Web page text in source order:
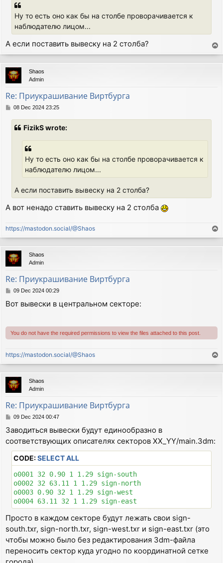
Ну то есть оно как бы на столбе проворачивается к
наблюдателю лицом...
А если поставить вывеску на 2 столба?
o
p
Shaos
Admin
Re: Приукрашивание Виртбурга
P08 Dec 2024 23:25
FizikS wrote:
Ну то есть оно как бы на столбе проворачивается к
наблюдателю лицом...
А если поставить вывеску на 2 столба?
А вот ненадо ставить вывеску на 2 столба
https://mastodon.social/@Shaos
o
p
Shaos
Admin
Re: Приукрашивание Виртбурга
P
s
09 Dec 2024 00:29
Вот вывески в центральном секторе:
You do not have the required permissions to view the files attached to this post.
https://mastodon.social/@Shaos
o
p
Shaos
Admin
Re: Приукрашивание Виртбурга
P
s
t
09 Dec 2024 00:47
Заводиться вывески будут единообразно в
соответствующих описателях секторов XX_YY/main.3dm:
CODE:SELECT ALL
o0001 32 0.90 1 1.29 sign-south
o0002 32 63.11 1 1.29 sign-north
o0003 0.90 32 1 1.29 sign-west
Просто в каждом секторе будут лежать свои sign-
south.txr, sign-north.txr, sign-west.txr и sign-east.txr (это
чтобы можно было без редактирования 3dm-файла
переносить сектор куда угодно по координатной сетке